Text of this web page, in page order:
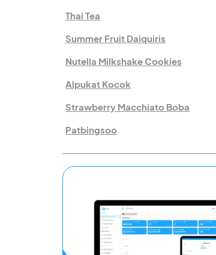
Thai Tea
Summer Fruit Daiquiris
Nutella Milkshake Cookies
Alpukat Kocok
Strawberry Macchiato Boba
Patbingsoo